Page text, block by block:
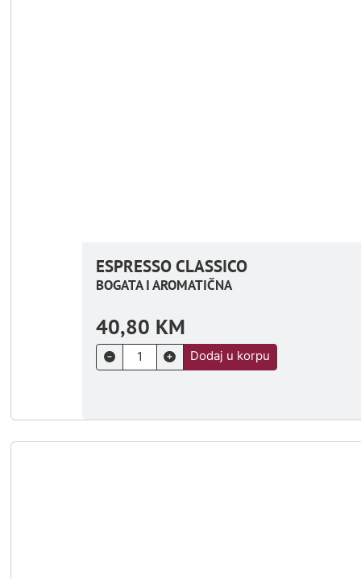
ESPRESSO CLASSICO
BOGATA I AROMATIČNA
40,80 KM
Dodaj u korpu